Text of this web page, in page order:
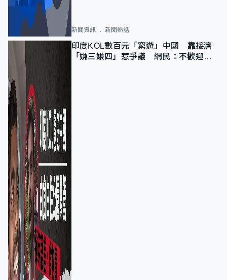
新聞資訊 新聞熱話
印度KOL數百元「窮遊」中國 靠接濟
「嫌三嫌四」惹爭議 網民：不歡迎劣